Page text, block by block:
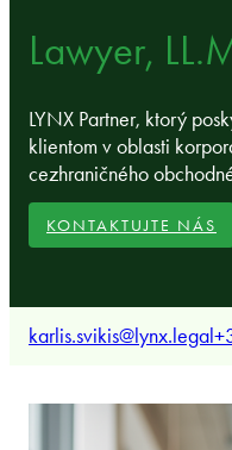
Lawyer,
LYNX Partner, ktorý
klientom v oblasti
cezhraničného
KONTAKTUJTE NÁS
karlis.svikis@lynx.legal